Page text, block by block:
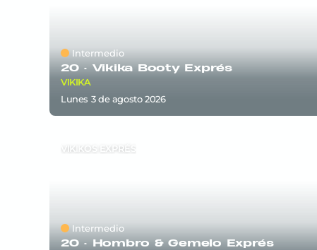
Intermedio
20 · Vikika Booty Exprés
VIKIKA
lunes 3deagosto 2026
VIKIKOS EXPRÉS
Intermedio
20 · Hombro & Gemelo Exprés